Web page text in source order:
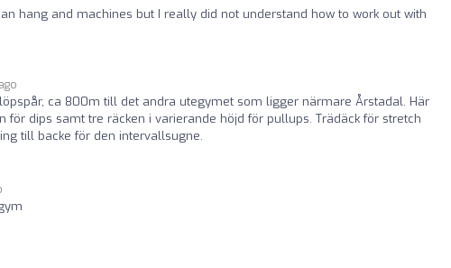
hang and machines but I really did not understand how to work out with
ca 800m till det andra utegymet som ligger närmare Årstadal. Här
för dips samt tre räcken i varierande höjd för pullups. Trädäck för stretch
till backe för den intervallsugne.